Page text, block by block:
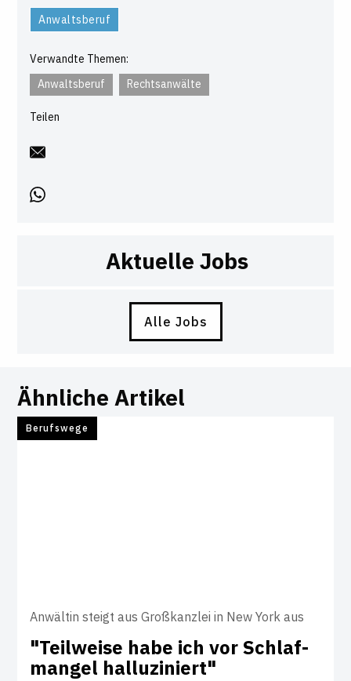
Anwaltsberuf
Verwandte Themen:
Anwaltsberuf
Rechtsanwälte
Teilen
Aktuelle Jobs
Alle Jobs
Ähnliche Artikel
Berufswege
Anwältin steigt aus Großkanzlei in New York aus
"Teil­weise habe ich vor Schlaf­
mangel hal­lu­zi­niert"